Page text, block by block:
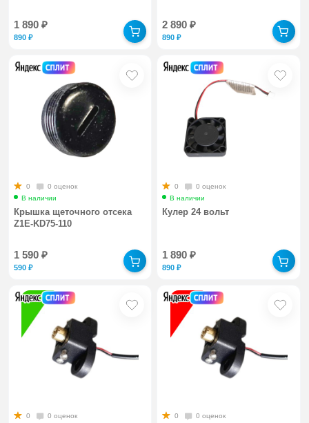
1 890₽
890₽
2 890₽
890₽
0
0 оценок
В наличии
Крышка щеточного отсека
Z1E-KD75-110
1 590₽
590₽
0
0 оценок
В наличии
Кулер 24 вольт
1 890₽
890₽
0
0 оценок
0
0 оценок